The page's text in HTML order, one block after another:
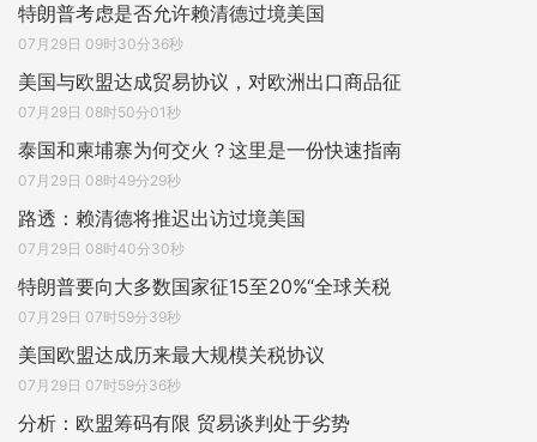
特朗普考虑是否允许赖清德过境美国
07月29日 09时30分36秒
美国与欧盟达成贸易协议，对欧洲出口商品征
07月29日 08时50分01秒
泰国和柬埔寨为何交火？这里是一份快速指南
07月29日 08时49分29秒
路透：赖清德将推迟出访过境美国
07月29日 08时40分30秒
特朗普要向大多数国家征15至20%“全球关税
07月29日 07时59分39秒
美国欧盟达成历来最大规模关税协议
07月29日 07时59分36秒
分析：欧盟筹码有限 贸易谈判处于劣势